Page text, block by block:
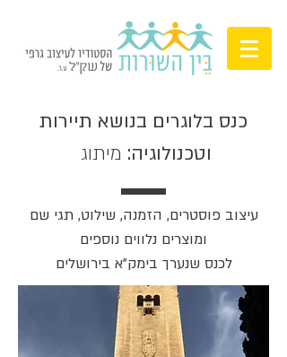
כנס בלוגרים בנושא תיירות
וטכנולוגיה: מיתוג
עיצוב פוסטרים, הזמנה, שילוט, תגי שם
ומוצרים נלווים נוספים
לכנס שנערך בימק"א בירושלים